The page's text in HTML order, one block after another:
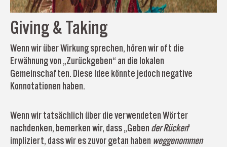
Giving & Taking
Wenn wir über Wirkung sprechen, hören wir oft die
Erwähnung von „Zurückgeben“ an die lokalen
Gemeinschaften. Diese Idee könnte jedoch negative
Konnotationen haben.
Wenn wir tatsächlich über die verwendeten Wörter
nachdenken, bemerken wir, dass „Geben der Rücken'
impliziert, dass wir es zuvor getan haben weggenommen